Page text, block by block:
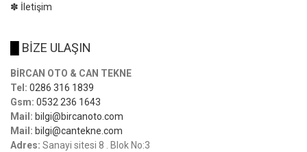
✽ İletişim
BİZE ULAŞIN
BİRCAN OTO & CAN TEKNE
Tel: 0286 316 1839
Gsm: 0532 236 1643
Mail: bilgi@bircanoto.com
Mail: bilgi@cantekne.com
Adres: Sanayi sitesi 8 . Blok No:3